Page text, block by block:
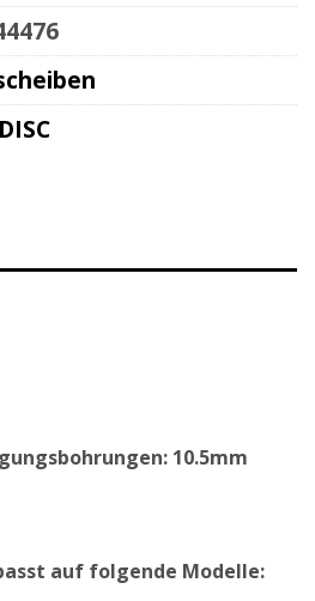
10.5mm
auf folgende Modelle: